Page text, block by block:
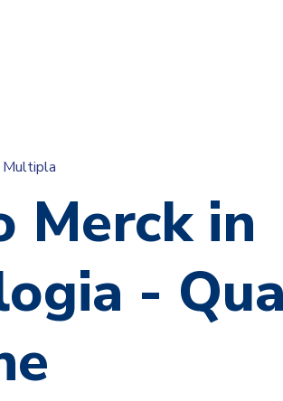
Multipla
Merck in
-